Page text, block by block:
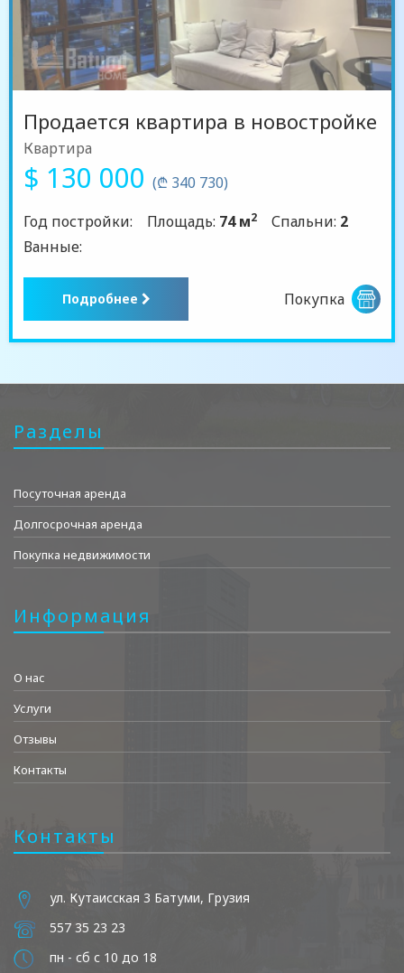
Продается квартира в новостройке
Квартира
$ 130 000 (₾ 340 730)
Год постройки:
Площадь: 74 м2 Спальни: 2
Ванные:
Подробнее Покупка
Разделы
Посуточная аренда
Долгосрочная аренда
Покупка недвижимости
Информация
О нас
Услуги
Отзывы
Контакты
Контакты
ул. Кутаисская 3 Батуми, Грузия
557 35 23 23
пн - сб с 10 до 18